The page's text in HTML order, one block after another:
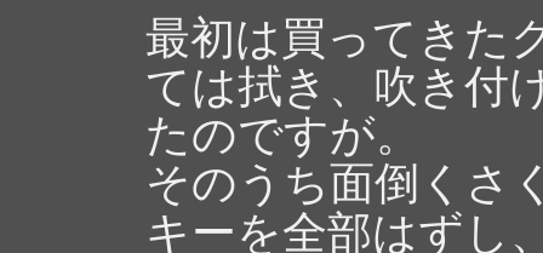
最初は買ってきた
ては拭き、吹き付
たのですが。
そのうち面倒くさ
キーを全部はずし